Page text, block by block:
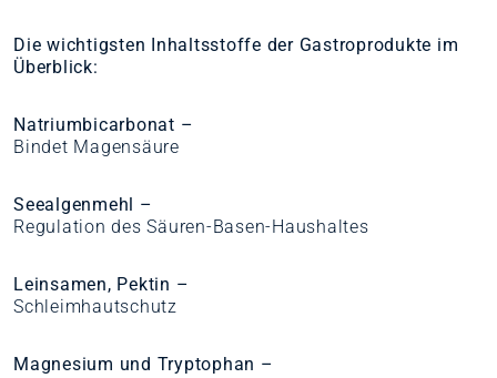
Die wichtigsten Inhaltsstoffe der Gastroprodukte im
Überblick:
Natriumbicarbonat –
Bindet Magensäure
Seealgenmehl –
Regulation des Säuren-Basen-Haushaltes
Leinsamen, Pektin –
Schleimhautschutz
Magnesium und Tryptophan –